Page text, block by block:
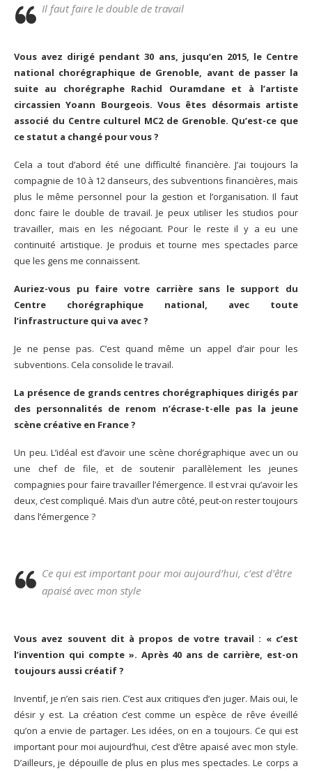
Il faut faire le double de travail
Vous avez dirigé pendant 30 ans, jusqu’en 2015, le Centre
national chorégraphique de Grenoble, avant de passer la
suite au chorégraphe Rachid Ouramdane et à l’artiste
circassien Yoann Bourgeois. Vous êtes désormais artiste
associé du Centre culturel MC2 de Grenoble. Qu’est-ce que
ce statut a changé pour vous ?
Cela a tout d’abord été une difficulté financière. J’ai toujours la
compagnie de 10 à 12 danseurs, des subventions financières, mais
plus le même personnel pour la gestion et l’organisation. Il faut
donc faire le double de travail. Je peux utiliser les studios pour
travailler, mais en les négociant. Pour le reste il y a eu une
continuité artistique. Je produis et tourne mes spectacles parce
que les gens me connaissent.
Auriez-vous pu faire votre carrière sans le support du
Centre chorégraphique national, avec toute
l’infrastructure qui va avec ?
Je ne pense pas. C’est quand même un appel d’air pour les
subventions. Cela consolide le travail.
La présence de grands centres chorégraphiques dirigés par
des personnalités de renom n’écrase-t-elle pas la jeune
scène créative en France ?
Un peu. L’idéal est d’avoir une scène chorégraphique avec un ou
une chef de file, et de soutenir parallèlement les jeunes
compagnies pour faire travailler l’émergence. Il est vrai qu’avoir les
deux, c’est compliqué. Mais d’un autre côté, peut-on rester toujours
dans l’émergence ?
Ce qui est important pour moi aujourd’hui, c’est d’être
apaisé avec mon style
Vous avez souvent dit à propos de votre travail : « c’est
l’invention qui compte ». Après 40 ans de carrière, est-on
toujours aussi créatif ?
Inventif, je n’en sais rien. C’est aux critiques d’en juger. Mais oui, le
désir y est. La création c’est comme un espèce de rêve éveillé
qu’on a envie de partager. Les idées, on en a toujours. Ce qui est
important pour moi aujourd’hui, c’est d’être apaisé avec mon style.
D’ailleurs, je dépouille de plus en plus mes spectacles. Le corps a